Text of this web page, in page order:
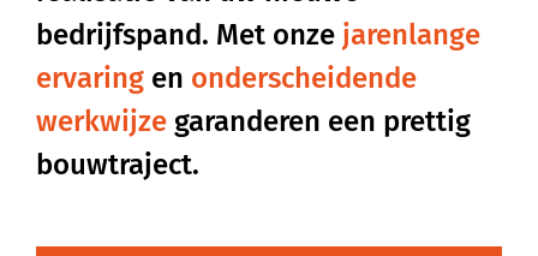
bedrijfspand. Met onze jarenlange
ervaring en onderscheidende
werkwijze garanderen een prettig
bouwtraject.